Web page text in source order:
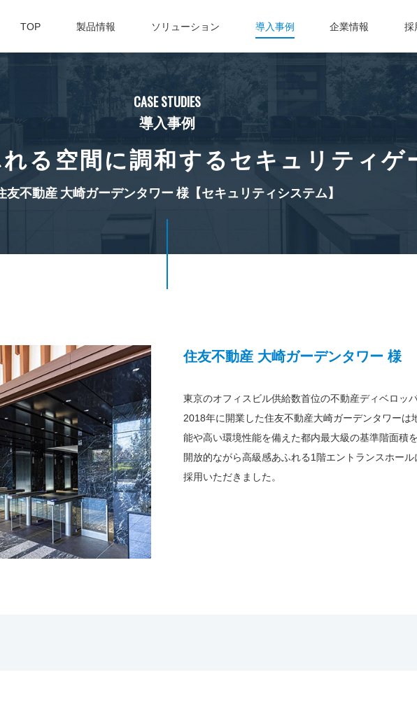
TOP 製品情報 ソリューション 導入事例 企業情報 採
CASE STUDIES
導入事例
る空間に調和するセキュリティゲ
友不動産 大崎ガーデンタワー 様【セキュリティシステム】
住友不動産 大崎ガーデンタワー 様
東京のオフィスビル供給数首位の不動産ディベロッ
2018年に開業した住友不動産大崎ガーデンタワーは
能や高い環境性能を備えた都内最大級の基準階面積
開放的ながら高級感あふれる1階エントランスホー
採用いただきました。